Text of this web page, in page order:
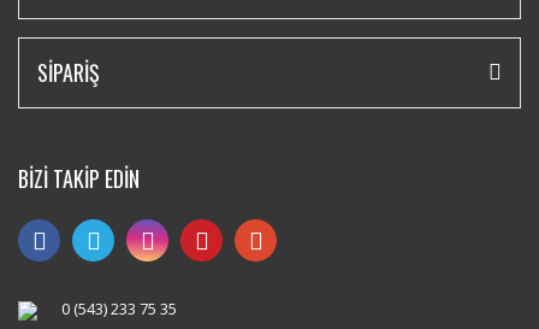
SİPARİŞ
BİZİ TAKİP EDİN
0 (543) 233 75 35